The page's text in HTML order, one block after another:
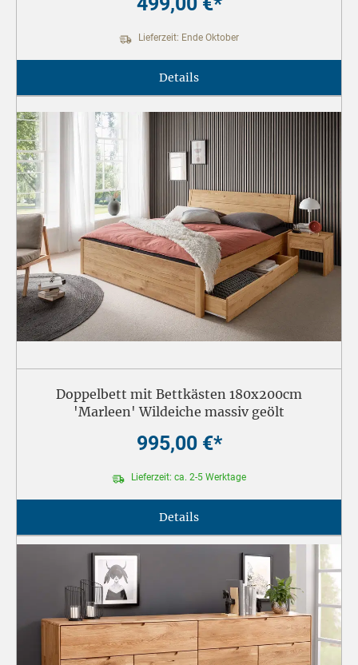
Lieferzeit: Ende Oktober
Details
Doppelbett mit Bettkästen 180x200cm
'Marleen' Wildeiche massiv geölt
995,00 €*
Lieferzeit: ca. 2-5 Werktage
Details